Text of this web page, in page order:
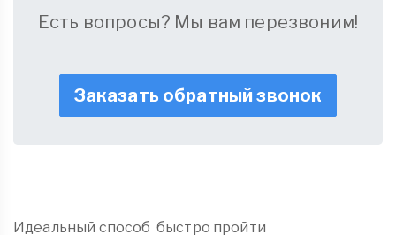
Есть вопросы? Мы вам перезвоним!
Заказать обратный звонок
Идеальный способ быстро пройти